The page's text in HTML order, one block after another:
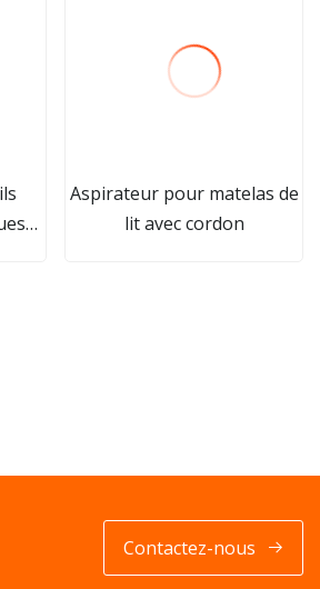
Aspirateur pour matelas de
lit avec cordon
Contactez-nous